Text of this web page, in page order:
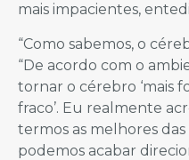
mais impacientes,
“Como sabemos, o
“De acordo com o
tornar o cérebro ‘mais
fraco’. Eu realmente
termos as melhores
podemos acabar